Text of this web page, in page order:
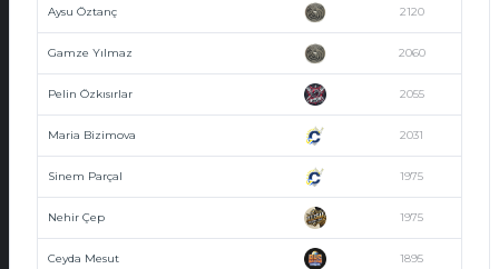
Aysu Öztanç 2120
Gamze Yılmaz 2060
Pelin Özkısırlar 2055
Maria Bizimova 2031
Sinem Parçal 1975
Nehir Çep 1975
Ceyda Mesut 1895